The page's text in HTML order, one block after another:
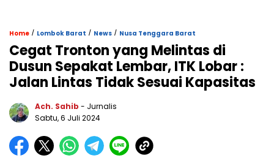
Home / Lombok Barat / News / Nusa Tenggara Barat
Cegat Tronton yang Melintas di
Dusun Sepakat Lembar, ITK Lobar :
Jalan Lintas Tidak Sesuai Kapasitas
Ach. Sahib - Jurnalis
Sabtu, 6 Juli 2024